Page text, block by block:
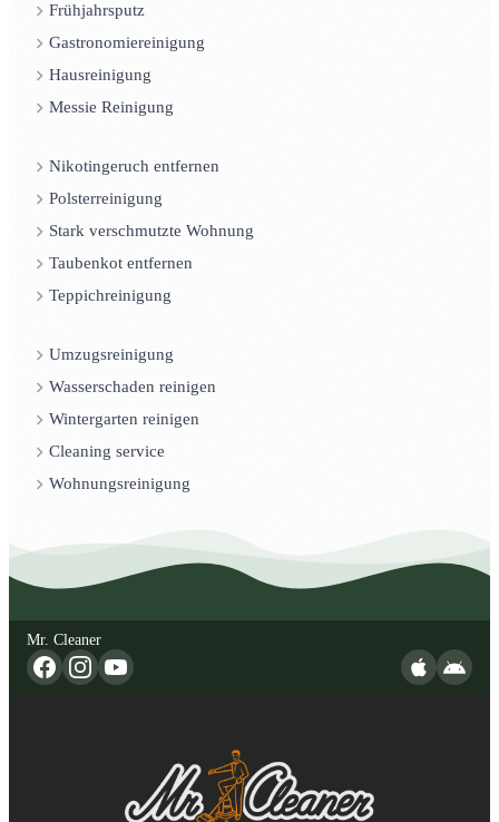
Frühjahrsputz
Gastronomiereinigung
Hausreinigung
Messie Reinigung
Nikotingeruch entfernen
Polsterreinigung
Stark verschmutzte Wohnung
Taubenkot entfernen
Teppichreinigung
Umzugsreinigung
Wasserschaden reinigen
Wintergarten reinigen
Cleaning service
Wohnungsreinigung
Mr. Cleaner